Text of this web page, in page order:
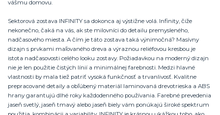
vášmu domovu.
Sektorová zostava INFINITY sa dokonca aj výstižne volá. Infinity, čiže
nekonečno, čaká na vás, ak ste milovníci do detailu premysleného,
nadčasového miesta. A čím je táto zostava taká výnimočná? Masívny
dizajn s prvkami maľovaného dreva a výraznou reliéfovou kresbou je
istota nadčasovosti celého looku zostavy. Požiadavkou na moderný dizajn
nie je len použitie čistých línií a minimálnej farebnosti. Medzi hlavné
vlastnosti by mala tiež patriť vysoká funkčnosť a trvanlivosť. Kvalitne
prepracované detaily a obľúbený materiál laminovaná drevotrieska a ABS
hrany garantujú dlhé roky každodenného používania. Farebné prevedenia
jaseň svetlý, jaseň tmavý alebo jaseň biely vám ponúkajú široké spektrum